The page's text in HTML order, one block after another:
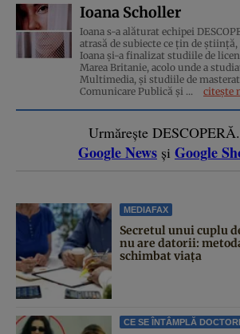
Ioana Scholler
Ioana s-a alăturat echipei
atrasă de subiecte ce țin de
Ioana și-a finalizat studiile de
Marea Britanie, acolo unde a
Multimedia, și studiile de
Comunicare Publică și ...
citește
Urmărește
Google News și Google
MEDIAFAX
Secretul unui cuplu
nu are datorii:
schimbat viața
CE SE ÎNTÂMPLĂ